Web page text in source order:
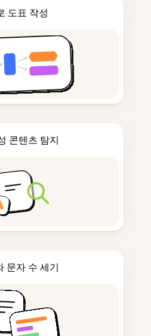
도표 작성
콘텐츠 탐지
문자 수 세기